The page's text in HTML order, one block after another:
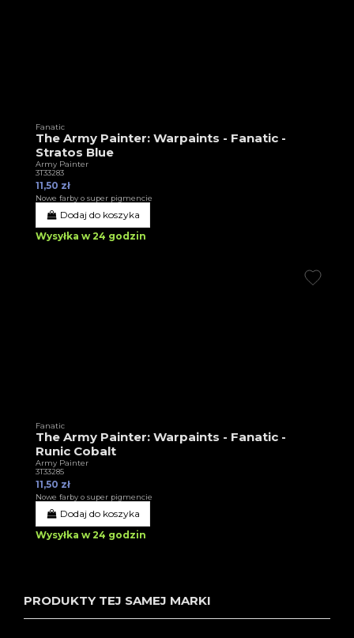
Fanatic
The Army Painter: Warpaints - Fanatic -
Stratos Blue
Army Painter
3T33283
11,50 zł
Nowe farby o super pigmencie
Dodaj do koszyka
Wysyłka w 24 godzin
Fanatic
The Army Painter: Warpaints - Fanatic -
Runic Cobalt
Army Painter
3T33285
11,50 zł
Nowe farby o super pigmencie
Dodaj do koszyka
Wysyłka w 24 godzin
PRODUKTY TEJ SAMEJ MARKI